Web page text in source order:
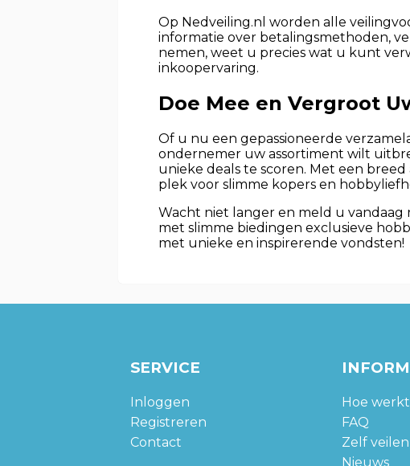
Op Nedveiling.nl worden alle
informatie over betalingsmethoden,
nemen, weet u precies wat u kunt
inkoopervaring.
Doe Mee en Vergroot
Of u nu een gepassioneerde
ondernemer uw assortiment wilt
unieke deals te scoren. Met een
plek voor slimme kopers en
Wacht niet langer en meld u vandaag
met slimme biedingen exclusieve
met unieke en inspirerende vondsten!
SERVICE
Inloggen
Registreren
Contact
Hoe
FAQ
Zelf veilen
Nieuws